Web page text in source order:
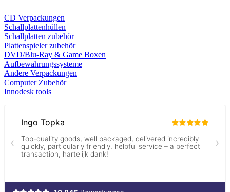
CD Verpackungen
Schallplattenhüllen
Schallplatten zubehör
Plattenspieler zubehör
DVD/Blu-Ray & Game Boxen
Aufbewahrungssysteme
Andere Verpackungen
Computer Zubehör
Innodesk tools